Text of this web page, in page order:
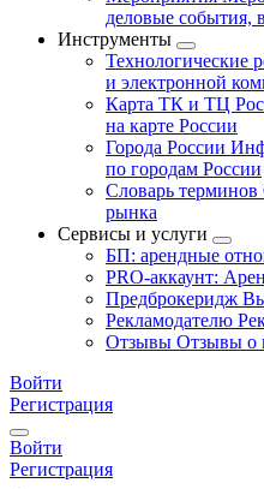
деловые события,
Инструменты
Технологические
и электронной
Карта ТК и ТЦ
на карте России
Города России
по городам России
Словарь терминов
рынка
Сервисы и услуги
БП: арендные
PRO-аккаунт:
Предброкеридж
Рекламодателю
Отзывы Отзывы о
Войти
Регистрация
Войти
Регистрация